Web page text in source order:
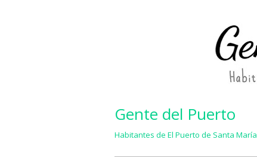
Gente del Puerto
Habitantes de El Puerto de Santa María